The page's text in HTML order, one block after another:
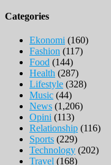
Categories
Ekonomi (160)
Fashion (117)
Food (144)
Health (287)
Lifestyle (328)
Music (44)
News (1,206)
Opini (113)
Relationship (116)
Sports (229)
Technology (202)
Travel (168)